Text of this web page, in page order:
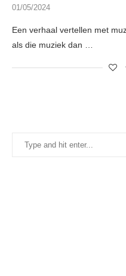
01/05/2024
Een verhaal vertellen met
als die muziek dan …